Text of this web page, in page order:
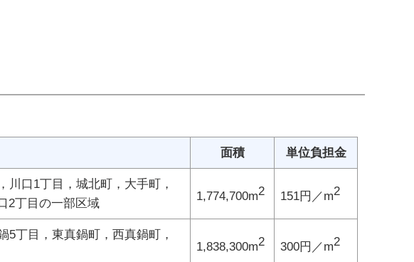
面積 単位負担金
川口1丁目，城北町，大手町，
2丁目の一部区域
1,774,700m2 151円／m2
丁目，東真鍋町，西真鍋町，
1,838,300m2 300円／m2